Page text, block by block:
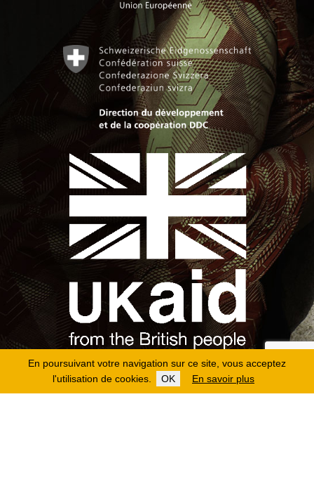
En poursuivant votre navigation sur ce site, vous acceptez
l'utilisation de cookies.
OK En savoir plus